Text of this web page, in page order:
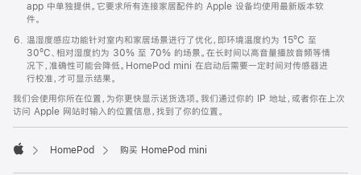
app 中单独提供。它要求所有连接家居配件的 Apple 设备均使用最新版本软
件。
温湿度感应功能针对室内和家居场景进行了优化，即环境温度约为 15ºC 至
30ºC、相对湿度约为 30% 至 70% 的场景。在长时间以高音量播放音频等情
况下，准确性可能会降低。HomePod mini 在启动后需要一定时间对传感器进
行校准，才可显示结果。
我们会使用你所在位置，为你更快显示送货选项。我们通过你的 IP 地址，或者你在上次
访问 Apple 网站时输入的位置信息，找到了你的位置。
HomePod 购买 HomePod mini